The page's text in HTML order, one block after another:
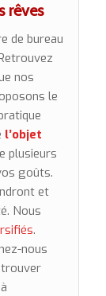
rêves
de bureau
nos
le
l’objet
plusieurs
goûts.
et
Nous
.
nous